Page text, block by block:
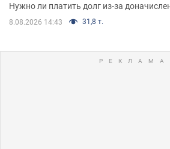
Нужно ли платить долг из-за
8.08.2026 14:43 31,8 т.